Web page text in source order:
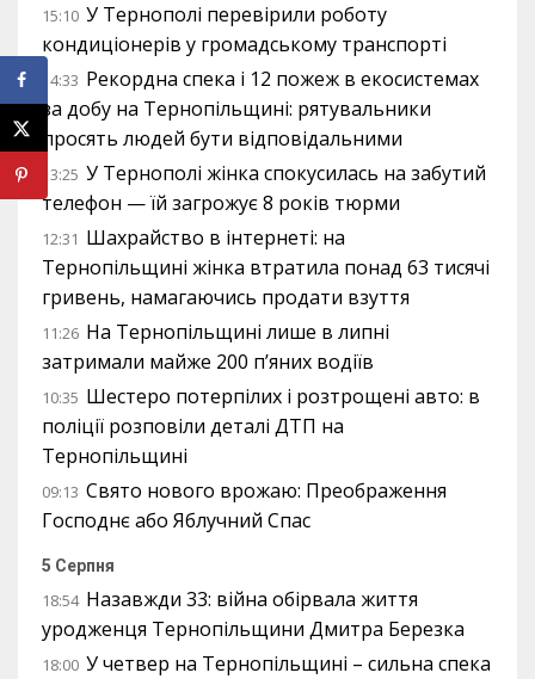
15:10 У Тернополі перевірили роботу
кондиціонерів у громадському транспорті
14:33 Рекордна спека і 12 пожеж в екосистемах
за добу на Тернопільщині: рятувальники
просять людей бути відповідальними
13:25 У Тернополі жінка спокусилась на забутий
телефон — їй загрожує 8 років тюрми
12:31 Шахрайство в інтернеті: на
Тернопільщині жінка втратила понад 63 тисячі
гривень, намагаючись продати взуття
11:26 На Тернопільщині лише в липні
затримали майже 200 п’яних водіїв
10:35 Шестеро потерпілих і розтрощені авто: в
поліції розповіли деталі ДТП на
Тернопільщині
09:13 Свято нового врожаю: Преображення
Господнє або Яблучний Спас
5 Серпня
18:54 Назавжди 33: війна обірвала життя
уродженця Тернопільщини Дмитра Березка
18:00 У четвер на Тернопільщині – сильна спека